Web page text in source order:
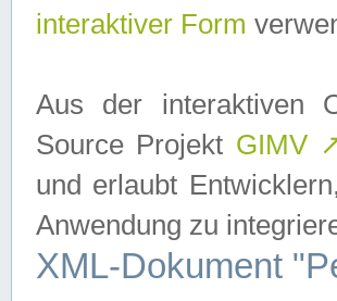
interaktiver Form
Aus der interaktiven
Source Projekt GIMV
und erlaubt
Anwendung zu
XML-Dokument